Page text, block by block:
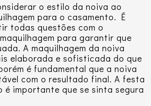
o estilo da noiva ao
para o casamento. É
todas questões com o
para garantir que
A maquilhagem da noiva
elaborada e sofisticada do que
é fundamental que a noiva
com o resultado final. A festa
é importante que se sinta segura